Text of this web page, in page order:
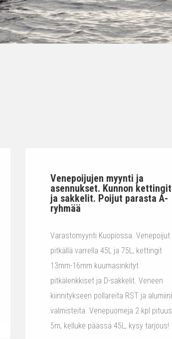
Venepoijujen myynti ja
asennukset. Kunnon kettingit
ja sakkelit. Poijut parasta A-
ryhmää
Varastomyynti Kuopiossa. Venepoijut
pitkällä varrella 45L ja 75L, kettingit
13mm-16mm kuumasinkityt
pitkälenkkiset ja D-sakkelit. Veneen
kiinnitykseen pollareita RST ja alumiini
valmisteita. Venepuomeja 2 kpl pituus
5m, kelluke päässä 45L, kysy tarjous!